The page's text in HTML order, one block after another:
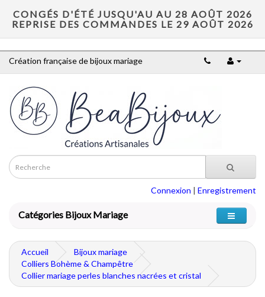
CONGÉS D'ÉTÉ JUSQU'AU AU 28 AOÛT 2026
REPRISE DES COMMANDES LE 29 AOÛT 2026
Création française de bijoux mariage
Connexion | Enregistrement
Catégories Bijoux Mariage
Accueil
Bijoux mariage
Colliers Bohème & Champêtre
Collier mariage perles blanches nacrées et cristal